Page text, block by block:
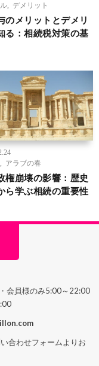
デメリット
のメリットとデメリ
る：相続税対策の基
アラブの春
権崩壊の影響：歴史
ら学ぶ相続の重要性
会員様のみ5:00～22:00
合わせフォームよりお